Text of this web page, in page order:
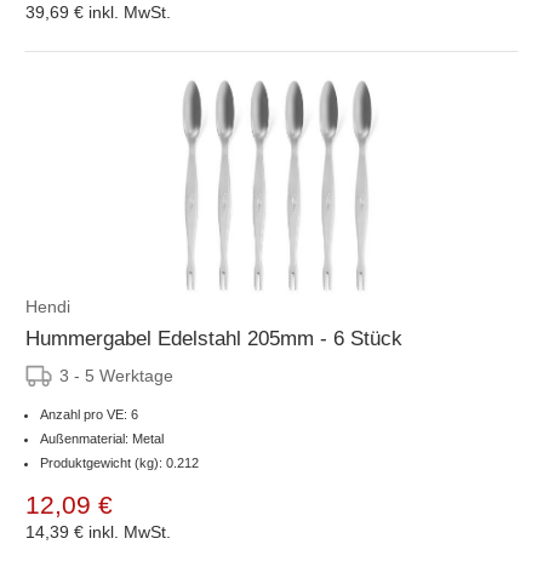
39,69 € inkl. MwSt.
Hendi
Hummergabel Edelstahl 205mm - 6 Stück
3 - 5 Werktage
Anzahl pro VE: 6
Außenmaterial: Metal
Produktgewicht (kg): 0.212
12,09 €
14,39 € inkl. MwSt.